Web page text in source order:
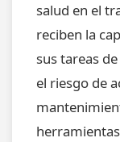
salud en el
reciben la
sus tareas
el riesgo de